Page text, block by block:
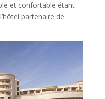
et confortable étant
partenaire de